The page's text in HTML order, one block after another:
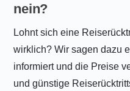
nein?
Lohnt sich eine
wirklich? Wir sagen dazu
informiert und die Preise
und günstige